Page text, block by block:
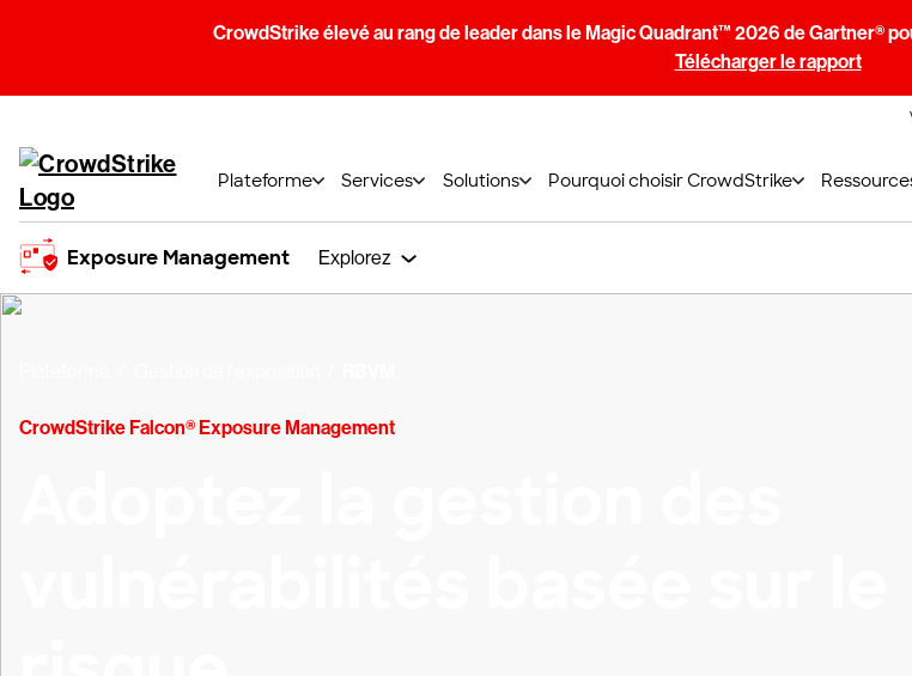
CrowdStrike élevé au rang de leader dans le Magic Quadrant™ 2026 de Gartner®
Télécharger le rapport
Plateforme Services Solutions Pourquoi choisir CrowdStrike
Exposure Management Explorez
CrowdStrike Falcon® Exposure Management